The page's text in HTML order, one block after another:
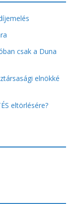
csak a Duna
elnökké
eltörlésére?